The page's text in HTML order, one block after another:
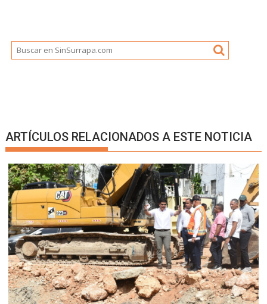
ARTÍCULOS RELACIONADOS A ESTE NOTICIA